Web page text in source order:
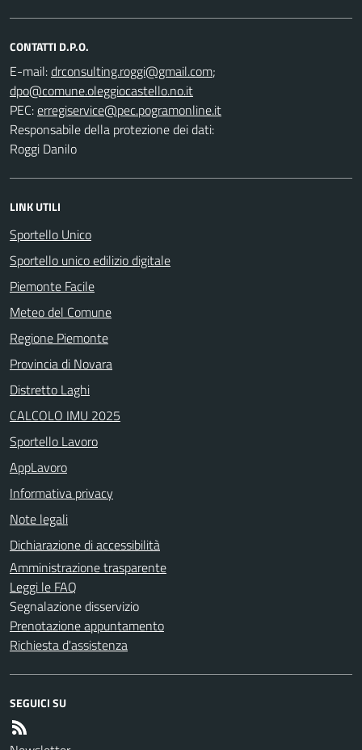
CONTATTI D.P.O.
E-mail:
;
PEC:
Responsabile della protezione dei dati:
Roggi Danilo
LINK UTILI
Sportello Unico
Sportello unico edilizio digitale
Piemonte Facile
Meteo del Comune
Regione Piemonte
Provincia di Novara
Distretto Laghi
CALCOLO IMU 2025
Sportello Lavoro
AppLavoro
Informativa privacy
Note legali
Dichiarazione di accessibilità
Amministrazione trasparente
Leggi le FAQ
Segnalazione disservizio
Prenotazione appuntamento
Richiesta d'assistenza
SEGUICI SU